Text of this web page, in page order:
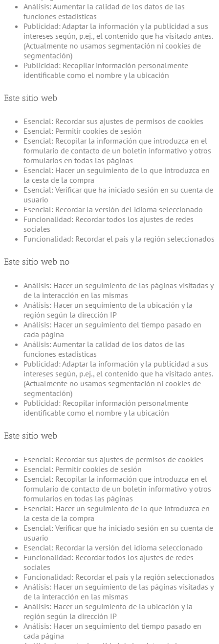
Análisis: Aumentar la calidad de los datos de las
funciones estadísticas
Publicidad: Adaptar la información y la publicidad a sus
intereses según, p.ej., el contenido que ha visitado antes.
(Actualmente no usamos segmentación ni cookies de
segmentación)
Publicidad: Recopilar información personalmente
identificable como el nombre y la ubicación
Este sitio web
Esencial: Recordar sus ajustes de permisos de cookies
Esencial: Permitir cookies de sesión
Esencial: Recopilar la información que introduzca en el
formulario de contacto de un boletín informativo y otros
formularios en todas las páginas
Esencial: Hacer un seguimiento de lo que introduzca en
la cesta de la compra
Esencial: Verificar que ha iniciado sesión en su cuenta de
usuario
Esencial: Recordar la versión del idioma seleccionado
Funcionalidad: Recordar todos los ajustes de redes
sociales
Funcionalidad: Recordar el país y la región seleccionados
Este sitio web no
Análisis: Hacer un seguimiento de las páginas visitadas y
de la interacción en las mismas
Análisis: Hacer un seguimiento de la ubicación y la
región según la dirección IP
Análisis: Hacer un seguimiento del tiempo pasado en
cada página
Análisis: Aumentar la calidad de los datos de las
funciones estadísticas
Publicidad: Adaptar la información y la publicidad a sus
intereses según, p.ej., el contenido que ha visitado antes.
(Actualmente no usamos segmentación ni cookies de
segmentación)
Publicidad: Recopilar información personalmente
identificable como el nombre y la ubicación
Este sitio web
Esencial: Recordar sus ajustes de permisos de cookies
Esencial: Permitir cookies de sesión
Esencial: Recopilar la información que introduzca en el
formulario de contacto de un boletín informativo y otros
formularios en todas las páginas
Esencial: Hacer un seguimiento de lo que introduzca en
la cesta de la compra
Esencial: Verificar que ha iniciado sesión en su cuenta de
usuario
Esencial: Recordar la versión del idioma seleccionado
Funcionalidad: Recordar todos los ajustes de redes
sociales
Funcionalidad: Recordar el país y la región seleccionados
Análisis: Hacer un seguimiento de las páginas visitadas y
de la interacción en las mismas
Análisis: Hacer un seguimiento de la ubicación y la
región según la dirección IP
Análisis: Hacer un seguimiento del tiempo pasado en
cada página